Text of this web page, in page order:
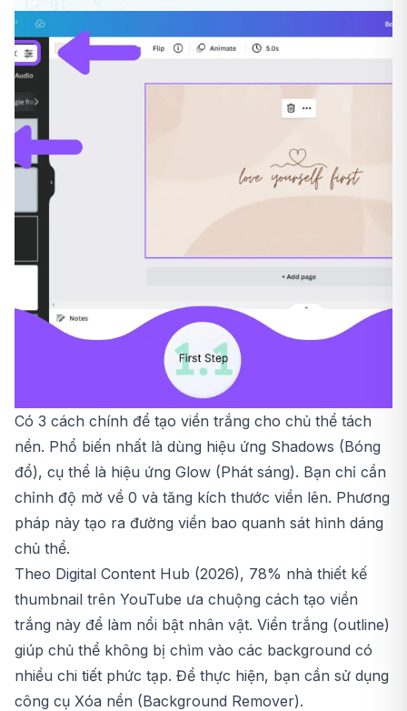
Có 3 cách chính để tạo viền trắng cho chủ thể tách
nền. Phổ biến nhất là dùng hiệu ứng Shadows (Bóng
đổ), cụ thể là hiệu ứng Glow (Phát sáng). Bạn chỉ cần
chỉnh độ mờ về 0 và tăng kích thước viền lên. Phương
pháp này tạo ra đường viền bao quanh sát hình dáng
chủ thể.
Theo Digital Content Hub (2026), 78% nhà thiết kế
thumbnail trên YouTube ưa chuộng cách tạo viền
trắng này để làm nổi bật nhân vật. Viền trắng (outline)
giúp chủ thể không bị chìm vào các background có
nhiều chi tiết phức tạp. Để thực hiện, bạn cần sử dụng
công cụ Xóa nền (Background Remover).